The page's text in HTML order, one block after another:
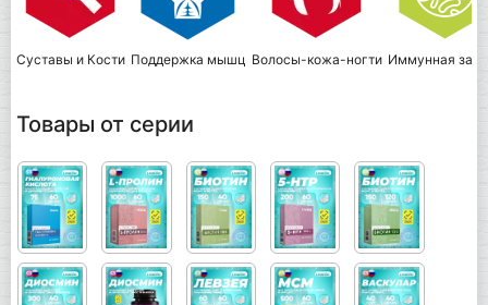
Суставы и Кости Поддержка мышц Волосы-кожа-ногти Иммунная
Товары от серии